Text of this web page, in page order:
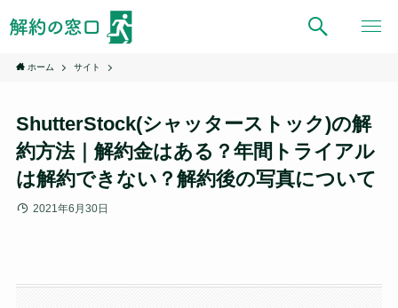
ホーム サイト
ShutterStock(シャッターストック)の解
約方法｜解約金はある？年間トライアル
は解約できない？解約後の写真について
2021年6月30日